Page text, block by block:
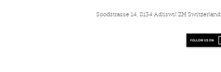
Soodstrasse 14, 8134 Adliswil ZH